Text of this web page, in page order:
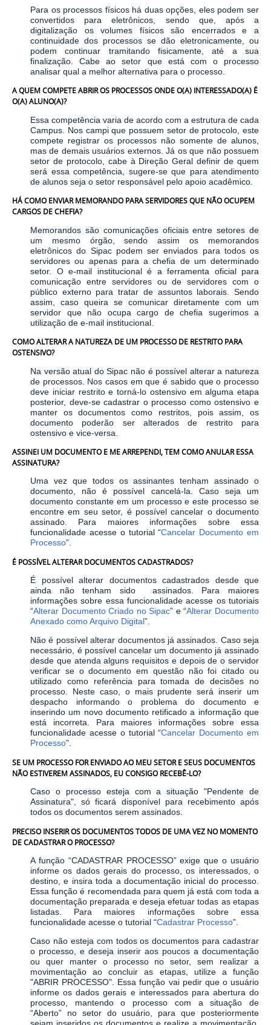
Para os processos físicos há duas opções, eles podem ser
convertidos para eletrônicos, sendo que, após a
digitalização os volumes físicos são encerrados e a
continuidade dos processos se dão eletronicamente, ou
podem continuar tramitando fisicamente, até a sua
finalização. Cabe ao setor que está com o processo
analisar qual a melhor alternativa para o processo.
A QUEM COMPETE ABRIR OS PROCESSOS ONDE O(A) INTERESSADO(A) É
O(A) ALUNO(A)?
Essa competência varia de acordo com a estrutura de cada
Campus. Nos campi que possuem setor de protocolo, este
compete registrar os processos não somente de alunos,
mas de demais usuários externos. Já os que não possuem
setor de protocolo, cabe à Direção Geral definir de quem
será essa competência, sugere-se que para atendimento
de alunos seja o setor responsável pelo apoio acadêmico.
HÁ COMO ENVIAR MEMORANDO PARA SERVIDORES QUE NÃO OCUPEM
CARGOS DE CHEFIA?
Memorandos são comunicações oficiais entre setores de
um mesmo órgão, sendo assim os memorandos
eletrônicos do Sipac podem ser enviados para todos os
servidores ou apenas para a chefia de um determinado
setor. O e-mail institucional é a ferramenta oficial para
comunicação entre servidores ou de servidores com o
público externo para tratar de assuntos laborais. Sendo
assim, caso queira se comunicar diretamente com um
servidor que não ocupa cargo de chefia sugerimos a
utilização de e-mail institucional.
COMO ALTERAR A NATUREZA DE UM PROCESSO DE RESTRITO PARA
OSTENSIVO?
Na versão atual do Sipac não é possível alterar a natureza
de processos. Nos casos em que é sabido que o processo
deve iniciar restrito e torná-lo ostensivo em alguma etapa
posterior, deve-se cadastrar o processo como ostensivo e
manter os documentos como restritos, pois assim, os
documento poderão ser alterados de restrito para
ostensivo e vice-versa.
ASSINEI UM DOCUMENTO E ME ARREPENDI, TEM COMO ANULAR ESSA
ASSINATURA?
Uma vez que todos os assinantes tenham assinado o
documento, não é possível cancelá-la. Caso seja um
documento constante em um processo e este processo se
encontre em seu setor, é possível cancelar o documento
assinado. Para maiores informações sobre essa
funcionalidade acesse o tutorial “Cancelar Documento em
Processo”.
É POSSÍVEL ALTERAR DOCUMENTOS CADASTRADOS?
É possível alterar documentos cadastrados desde que
ainda não tenham sido assinados. Para maiores
informações sobre essa funcionalidade acesse os tutoriais
“Alterar Documento Criado no Sipac” e “Alterar Documento
Anexado como Arquivo Digital”.
Não é possível alterar documentos já assinados. Caso seja
necessário, é possível cancelar um documento já assinado
desde que atenda alguns requisitos e depois de o servidor
verificar se o documento em questão não foi citado ou
utilizado como referência para tomada de decisões no
processo. Neste caso, o mais prudente será inserir um
despacho informando o problema do documento e
inserindo um novo documento retificado a informação que
está incorreta. Para maiores informações sobre essa
funcionalidade acesse o tutorial “Cancelar Documento em
Processo”.
SE UM PROCESSO FOR ENVIADO AO MEU SETOR E SEUS DOCUMENTOS
NÃO ESTIVEREM ASSINADOS, EU CONSIGO RECEBÊ-LO?
Caso o processo esteja com a situação "Pendente de
Assinatura", só ficará disponível para recebimento após
todos os documentos serem assinados.
PRECISO INSERIR OS DOCUMENTOS TODOS DE UMA VEZ NO MOMENTO
DE CADASTRAR O PROCESSO?
A função “CADASTRAR PROCESSO” exige que o usuário
informe os dados gerais do processo, os interessados, o
destino, e insira toda a documentação inicial do processo.
Essa função é recomendada para quem já está com toda a
documentação preparada e deseja efetuar todas as etapas
listadas. Para maiores informações sobre essa
funcionalidade acesse o tutorial “Cadastrar Processo”.
Caso não esteja com todos os documentos para cadastrar
o processo, e deseja inserir aos poucos a documentação
ou quer manter o processo no setor, sem realizar a
movimentação ao concluir as etapas, utilize a função
"ABRIR PROCESSO". Essa função vai pedir que o usuário
informe os dados gerais e interessados para abertura do
processo, mantendo o processo com a situação de
“Aberto” no setor do usuário, para que posteriormente